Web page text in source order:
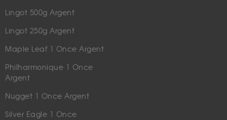
Lingot 500g Argent
Lingot 250g Argent
Maple Leaf 1 Once Argent
Philharmonique 1 Once
Argent
Nugget 1 Once Argent
Silver Eagle 1 Once